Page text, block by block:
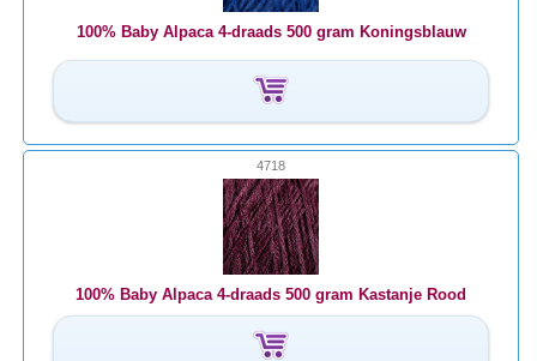
100% Baby Alpaca 4-draads 500 gram Koningsblauw
4718
100% Baby Alpaca 4-draads 500 gram Kastanje Rood